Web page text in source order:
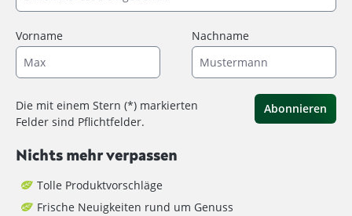
Vorname Nachname
Die mit einem Stern (*) markierten
Felder sind Pflichtfelder.
Abonnieren
Nichts mehr verpassen
Tolle Produktvorschläge
Frische Neuigkeiten rund um Genuss